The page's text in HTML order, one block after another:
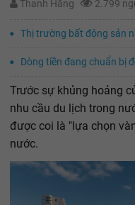
Thanh Hằng 2.799
Thị trường bất động sản
Dòng tiền đang chuẩn bị
Trước sự khủng hoảng
nhu cầu du lịch trong
được coi là "lựa chọn
nước.